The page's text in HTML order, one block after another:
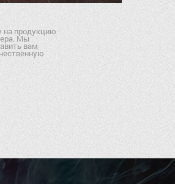
на продукцию
Мы
вам